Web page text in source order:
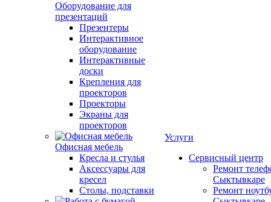
Оборудование для
презентаций
Презентеры
Интерактивное
оборудование
Интерактивные
доски
Крепления для
проекторов
Проекторы
Экраны для
проекторов
Офисная мебель
Кресла и стулья
Аксессуары для
кресел
Столы, подставки
Услуги
Сервисный центр
Ремонт
Сыктывкаре
Ремонт